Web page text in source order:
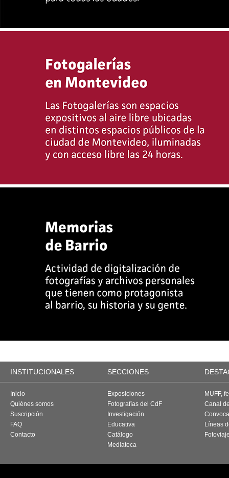
INSTITUCIONALES SECCIONES
Inicio
Quiénes somos
Suscripción
FAQ
Contacto
Exposiciones
Fotografías del CdF
Investigación
Educativa
Catálogo
Mediateca
MUFF,
Canal
Líneas